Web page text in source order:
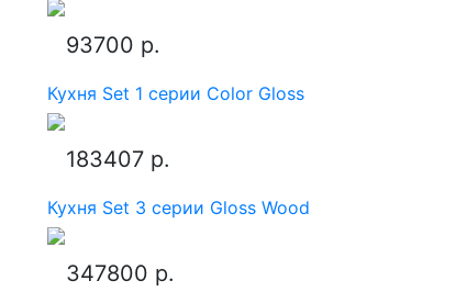
93700 р.
Кухня Set 1 серии Color Gloss
183407 р.
Кухня Set 3 серии Gloss Wood
347800 р.